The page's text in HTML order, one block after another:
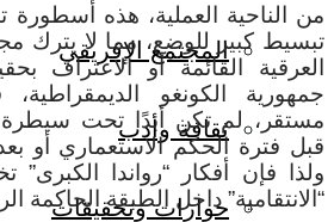
المجتمع الإفريقي
ثقافة وأدب
حوارات وتحقيقات
من الناحية العملية، هذه أسطورة
تبسيط كبير للوضع، مما لا يترك
العرقية القائمة أو الاعتراف
جمهورية الكونغو
مستقر، لم تكن أبدًا تحت سيطرة
قبل فترة الحكم الاستعماري أو
ولذا فإن أفكار “رواندا الكبرى”
“الانتقامية” داخل الطبقة الحاكمة